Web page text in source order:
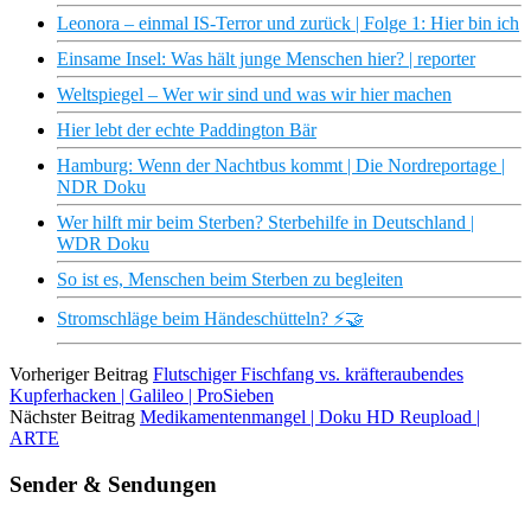
Leonora – einmal IS-Terror und zurück | Folge 1: Hier bin ich
Einsame Insel: Was hält junge Menschen hier? | reporter
Weltspiegel – Wer wir sind und was wir hier machen
Hier lebt der echte Paddington Bär
Hamburg: Wenn der Nachtbus kommt | Die Nordreportage |
NDR Doku
Wer hilft mir beim Sterben? Sterbehilfe in Deutschland |
WDR Doku
So ist es, Menschen beim Sterben zu begleiten
Stromschläge beim Händeschütteln? ⚡️🤝
Vorheriger Beitrag Flutschiger Fischfang vs. kräfteraubendes
Kupferhacken | Galileo | ProSieben
Nächster Beitrag Medikamentenmangel | Doku HD Reupload |
ARTE
Sender & Sendungen